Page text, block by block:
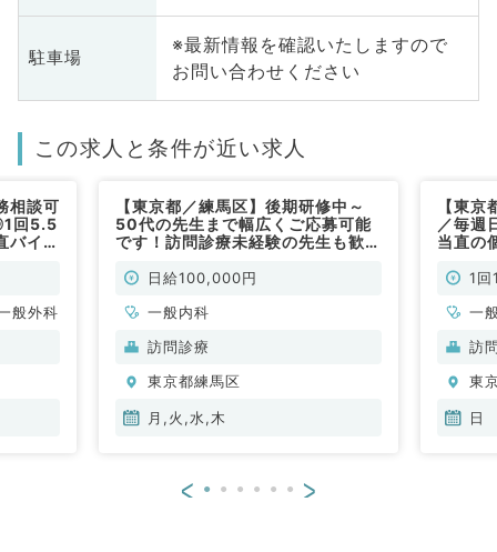
駐車場
※最新情報を確認いたしますので
お問い合わせください
この求人と条件が近い求人
相談可
回5.5
バイト
般外科
【東京都／練馬区】後期研修中～
50代の先生まで幅広くご応募可能
です！訪問診療未経験の先生も歓
のうち1曜日～勤務可能（一般内科
日給100,000円
一般内科
訪問診療
東京都練馬区
月,火,水,木
【東
／毎週
当直の
OK◎
1
一
訪
東
日
< >